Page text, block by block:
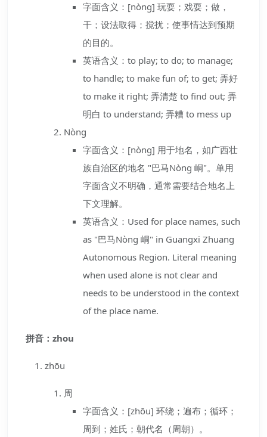
字面含义：[nòng] 玩耍；戏耍；做，
干；设法取得；搅扰；使事情达到预期
的目的。
英语含义：to play; to do; to manage;
to handle; to make fun of; to get; 弄好
to make it right; 弄清楚 to find out; 弄
明白 to understand; 弄糟 to mess up
Nòng
字面含义：[nòng] 用于地名，如广西壮
族自治区的地名 "巴马Nòng 峒"。单用
字面含义不明确，通常需要结合地名上
下文理解。
英语含义：Used for place names, such
as "巴马Nòng 峒" in Guangxi Zhuang
Autonomous Region. Literal meaning
when used alone is not clear and
needs to be understood in the context
of the place name.
拼音：zhou
zhōu
周
字面含义：[zhōu] 环绕；遍布；循环；
周到；姓氏；朝代名（周朝）。